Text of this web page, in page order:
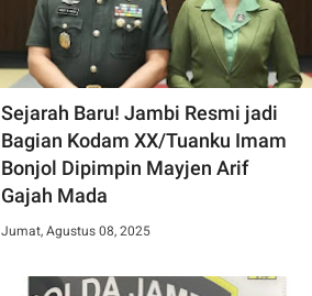
Sejarah Baru! Jambi Resmi jadi
Bagian Kodam XX/Tuanku Imam
Bonjol Dipimpin Mayjen Arif
Gajah Mada
Jumat, Agustus 08, 2025